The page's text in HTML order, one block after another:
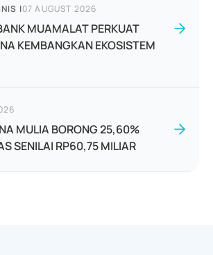
|07 AUGUST 2026
MUAMALAT PERKUAT
KEMBANGKAN EKOSISTEM
MULIA BORONG 25,60%
SENILAI RP60,75 MILIAR